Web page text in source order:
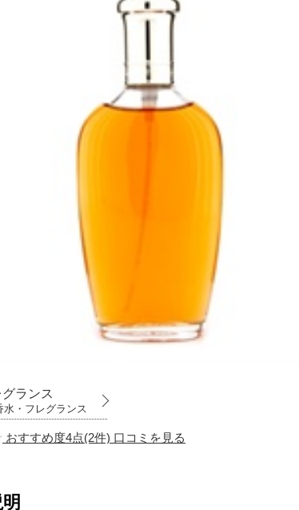
ランス
水・フレグランス
おすすめ度4点(2件) 口コミを見る